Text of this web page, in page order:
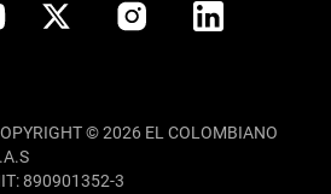
© 2026 EL COLOMBIANO
890901352-3